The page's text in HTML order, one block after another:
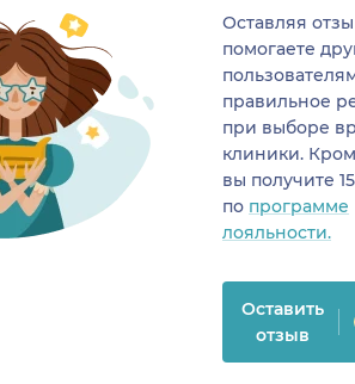
Оставляя
помогаете
правильное
при выборе
клиники.
вы получите
по программе
лояльности.
Оставить
отзыв